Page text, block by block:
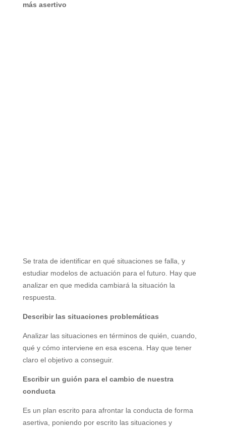
más asertivo
Se trata de identificar en qué situaciones se falla, y
estudiar modelos de actuación para el futuro. Hay que
analizar en que medida cambiará la situación la
respuesta.
Describir las situaciones problemáticas
Analizar las situaciones en términos de quién, cuando,
qué y cómo interviene en esa escena. Hay que tener
claro el objetivo a conseguir.
Escribir un guión para el cambio de nuestra
conducta
Es un plan escrito para afrontar la conducta de forma
asertiva, poniendo por escrito las situaciones y